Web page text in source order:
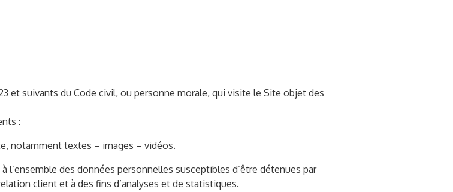
et suivants du Code civil, ou personne morale, qui visite le Site objet des
:
notamment textes – images – vidéos.
l’ensemble des données personnelles susceptibles d’être détenues par
client et à des fins d’analyses et de statistiques.